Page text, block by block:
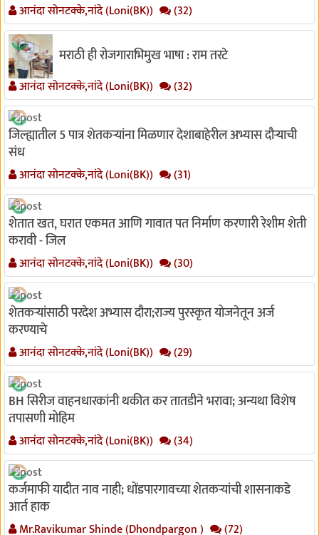
आनंदा सोनटक्के,नांदे (Loni(BK)) (32)
मराठी ही रोजगाराभिमुख भाषा : राम तरटे
आनंदा सोनटक्के,नांदे (Loni(BK)) (32)
जिल्ह्यातील 5 पात्र शेतकऱ्यांना मिळणार देशाबाहेरील अभ्यास दौऱ्याची
संध
आनंदा सोनटक्के,नांदे (Loni(BK)) (31)
शेतात खत, घरात एकमत आणि गावात पत निर्माण करणारी रेशीम शेती
करावी - जिल
आनंदा सोनटक्के,नांदे (Loni(BK)) (30)
शेतकऱ्यांसाठी परदेश अभ्यास दौरा;राज्य पुरस्कृत योजनेतून अर्ज
करण्याचे
आनंदा सोनटक्के,नांदे (Loni(BK)) (29)
BH सिरीज वाहनधारकांनी थकीत कर तातडीने भरावा; अन्यथा विशेष
तपासणी मोहिम
आनंदा सोनटक्के,नांदे (Loni(BK)) (34)
कर्जमाफी यादीत नाव नाही; धोंडपारगावच्या शेतकऱ्यांची शासनाकडे
आर्त हाक
Mr.Ravikumar Shinde (Dhondpargon ) (72)